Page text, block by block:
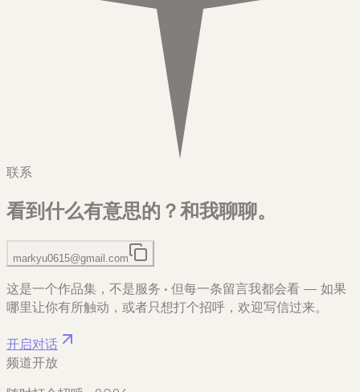
联系
看到什么有意思的？和我聊聊。
markyu0615@gmail.com
这是一个作品集，不是服务 · 但每一条留言我都会看 — 如果
哪里让你有所触动，或者只想打个招呼，欢迎写信过来。
开启对话
频道开放